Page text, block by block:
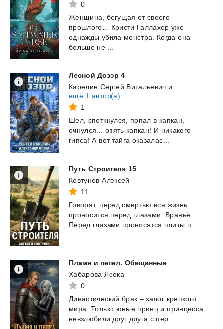
0
Женщина, бегущая от своего
прошлого… Кристи Галлахер уже
однажды убила монстра. Когда она
больше не ...
Лесной Дозор 4
Карелин Сергей Витальевич и
ещё 1 автор(а)
1
Шел, споткнулся, попал в капкан,
очнулся...
опять капкан! И никакого
гипса! А вот тайга оказалас...
Путь Строителя 15
Ковтунов Алексей
11
Говорят, перед смертью вся жизнь
проносится перед глазами.
Враньё.
Перед глазами проносятся плиты п...
Пламя и пепел. Обещанные
Хабарова Леока
0
Династический брак – залог крепкого
мира.
Только юные принц и принцесса
невзлюбили друг друга с пер...